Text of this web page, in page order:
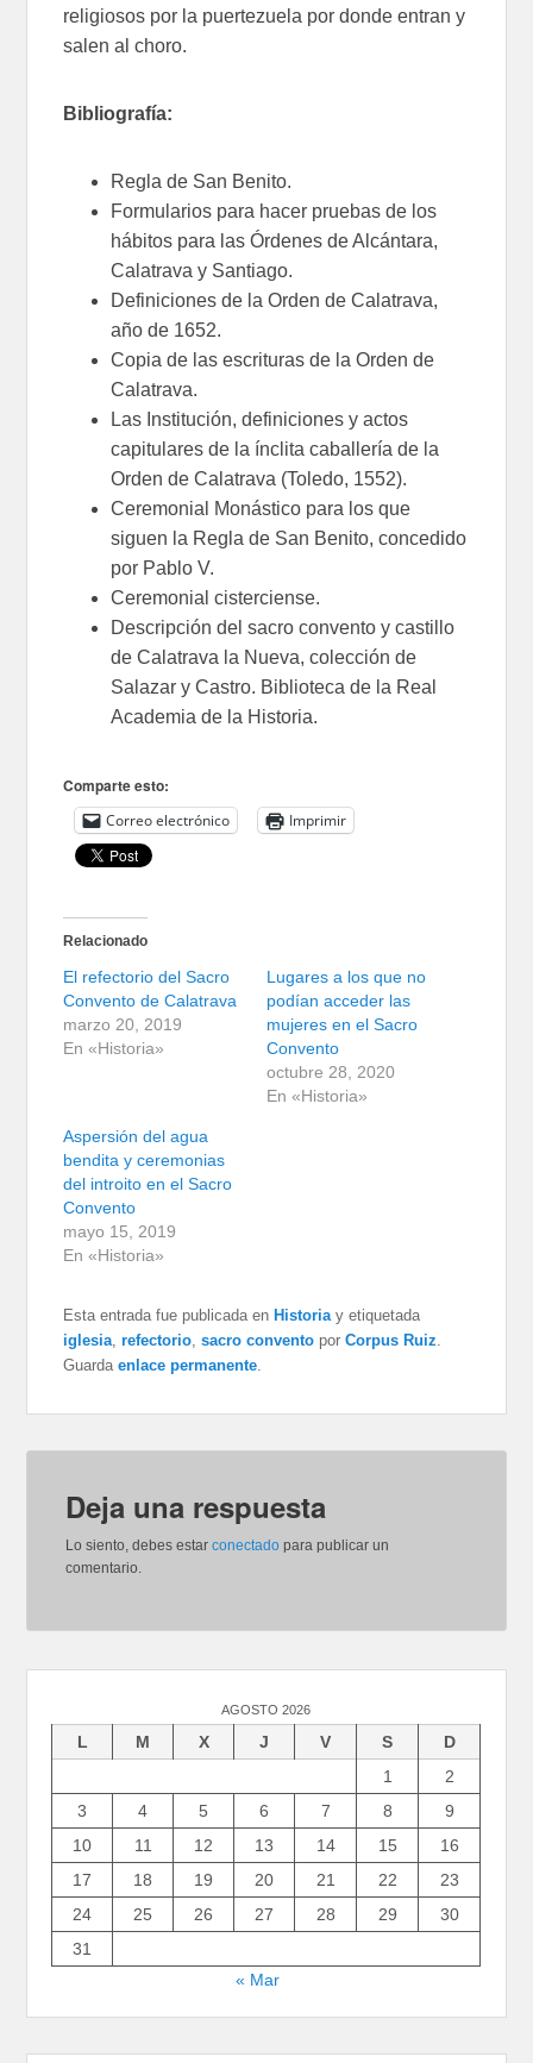
religiosos por la puertezuela por donde entran y
salen al choro.
Bibliografía:
Regla de San Benito.
Formularios para hacer pruebas de los
hábitos para las Órdenes de Alcántara,
Calatrava y Santiago.
Definiciones de la Orden de Calatrava,
año de 1652.
Copia de las escrituras de la Orden de
Calatrava.
Las Institución, definiciones y actos
capitulares de la ínclita caballería de la
Orden de Calatrava (Toledo, 1552).
Ceremonial Monástico para los que
siguen la Regla de San Benito, concedido
por Pablo V.
Ceremonial cisterciense.
Descripción del sacro convento y castillo
de Calatrava la Nueva, colección de
Salazar y Castro. Biblioteca de la Real
Academia de la Historia.
Comparte esto:
Correo electrónico Imprimir
Relacionado
El refectorio del Sacro
Convento de Calatrava
marzo 20, 2019
En «Historia»
Lugares a los que no
podían acceder las
mujeres en el Sacro
Convento
octubre 28, 2020
En «Historia»
Aspersión del agua
bendita y ceremonias
del introito en el Sacro
Convento
mayo 15, 2019
En «Historia»
Esta entrada fue publicada enHistoria y etiquetada
iglesia ,refectorio ,sacro convento porCorpus Ruiz
Guardaenlace permanente
Deja una respuesta
Lo siento, debes estarconectado para publicar un
comentario.
AGOSTO 2026
L M X J V S
D
1
2
3
4 5 6 7 8
9
10
11 12 13 14 15
16
17
18 19 20 21 22
23
24
25 26 27 28 29
30
31
« Mar